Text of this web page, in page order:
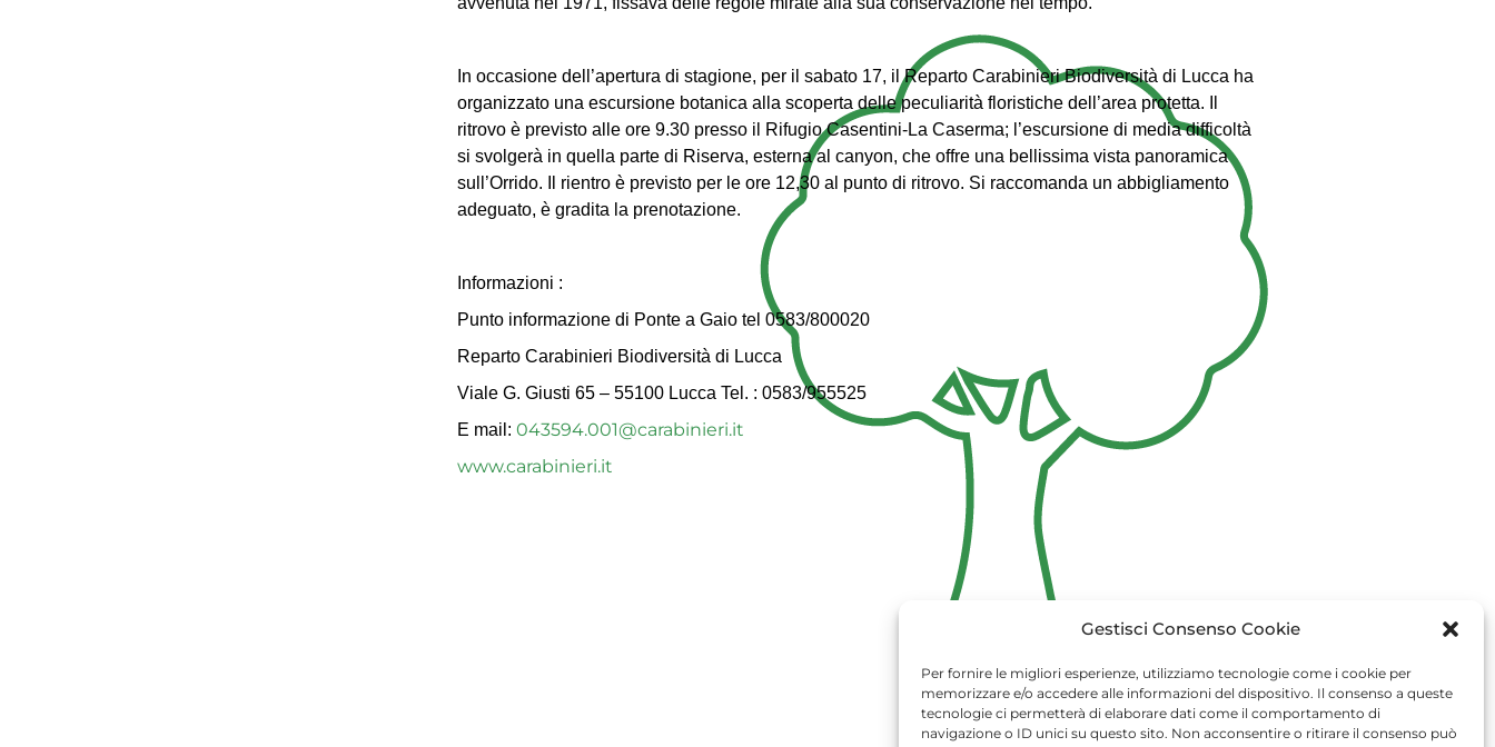
Gestisci Consenso Cookie
Per fornire le migliori esperienze, utilizziamo tecnologie come i cookie per
memorizzare e/o accedere alle informazioni del dispositivo. Il consenso a queste
tecnologie ci permetterà di elaborare dati come il comportamento di
navigazione o ID unici su questo sito. Non acconsentire o ritirare il consenso può
In occasione dell’apertura di stagione, per il sabato 17, il Reparto Carabinieri Biodiversità di Lucca ha
organizzato una escursione botanica alla scoperta delle peculiarità floristiche dell’area protetta. Il
ritrovo è previsto alle ore 9.30 presso il Rifugio Casentini-La Caserma; l’escursione di media difficoltà
si svolgerà in quella parte di Riserva, esterna al canyon, che offre una bellissima vista panoramica
sull’Orrido. Il rientro è previsto per le ore 12,30 al punto di ritrovo. Si raccomanda un abbigliamento
adeguato, è gradita la prenotazione.
Informazioni :
Punto informazione di Ponte a Gaio tel 0583/800020
Reparto Carabinieri Biodiversità di Lucca
Viale G. Giusti 65 – 55100 Lucca Tel. : 0583/955525
E mail: 043594.001@carabinieri.it
www.carabinieri.it